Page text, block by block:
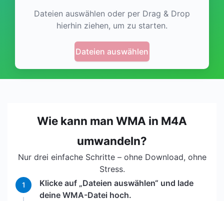
Dateien auswählen oder per Drag & Drop
hierhin ziehen, um zu starten.
Dateien auswählen
Wie kann man WMA in M4A
umwandeln?
Nur drei einfache Schritte – ohne Download, ohne
Stress.
1
Klicke auf „Dateien auswählen“ und lade
deine WMA-Datei hoch.